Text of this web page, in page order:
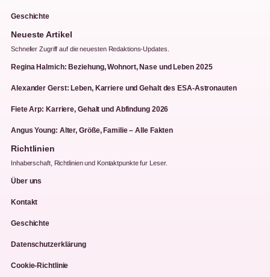
Geschichte
Neueste Artikel
Schneller Zugriff auf die neuesten Redaktions-Updates.
Regina Halmich: Beziehung, Wohnort, Nase und Leben 2025
Alexander Gerst: Leben, Karriere und Gehalt des ESA-Astronauten
Fiete Arp: Karriere, Gehalt und Abfindung 2026
Angus Young: Alter, Größe, Familie – Alle Fakten
Richtlinien
Inhaberschaft, Richtlinien und Kontaktpunkte fur Leser.
Über uns
Kontakt
Geschichte
Datenschutzerklärung
Cookie-Richtlinie